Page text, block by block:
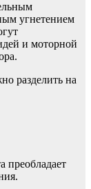
угнетением
и моторной
разделить на
преобладает